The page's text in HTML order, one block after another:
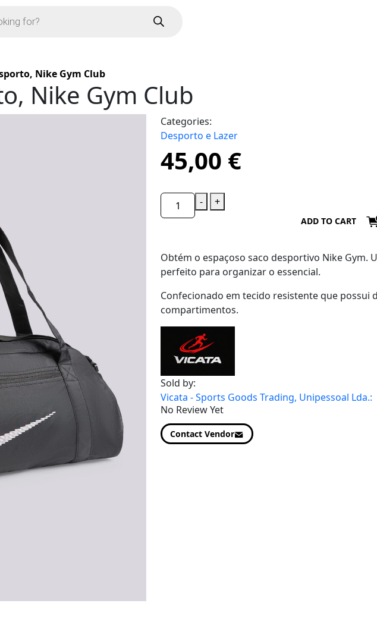
Nike Gym Club
Nike Gym Club
Categories:
Desporto e Lazer
45,00 €
- +
ADD TO CART
Obtém o espaçoso saco desportivo Nike Gym.
perfeito para organizar o essencial.
Confecionado em tecido resistente que possui
compartimentos.
Sold by:
Vicata - Sports Goods Trading, Unipessoal Lda.:
No Review Yet
Contact Vendor